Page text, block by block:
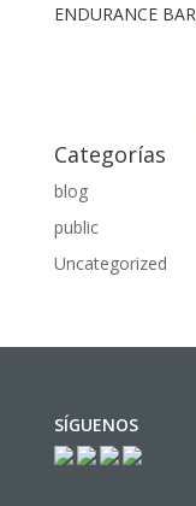
ENDURANCE BAR
Categorías
blog
public
Uncategorized
SÍGUENOS